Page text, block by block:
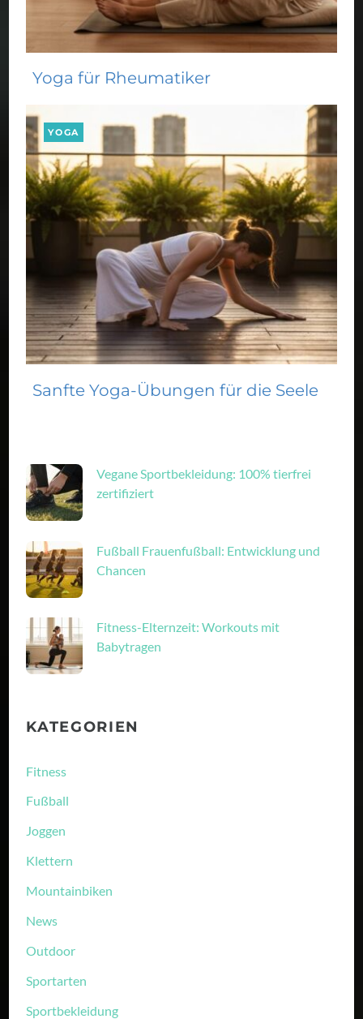
Yoga für Rheumatiker
YOGA
Sanfte Yoga-Übungen für die Seele
Vegane Sportbekleidung: 100% tierfrei
zertifiziert
Fußball Frauenfußball: Entwicklung und
Chancen
Fitness-Elternzeit: Workouts mit
Babytragen
KATEGORIEN
Fitness
Fußball
Joggen
Klettern
Mountainbiken
News
Outdoor
Sportarten
Sportbekleidung